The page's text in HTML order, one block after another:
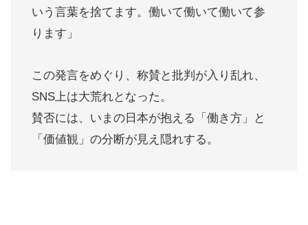
いう言葉を捨てます。働いて働いて働いて参
ります」
この発言をめぐり、称賛と批判が入り乱れ、
SNS上は大荒れとなった。
賛否には、いまの日本が抱える「働き方」と
「価値観」の分断が見え隠れする。